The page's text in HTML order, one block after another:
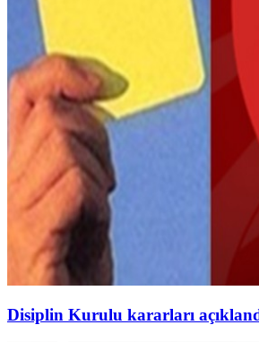
Disiplin Kurulu kararları